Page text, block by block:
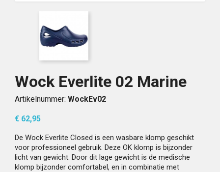
Wock Everlite 02 Marine
Artikelnummer: WockEv02
€ 62,95
De Wock Everlite Closed is een wasbare klomp geschikt
voor professioneel gebruik. Deze OK klomp is bijzonder
licht van gewicht. Door dit lage gewicht is de medische
klomp bijzonder comfortabel, en in combinatie met